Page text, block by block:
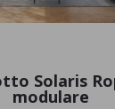
Solaris
modulare